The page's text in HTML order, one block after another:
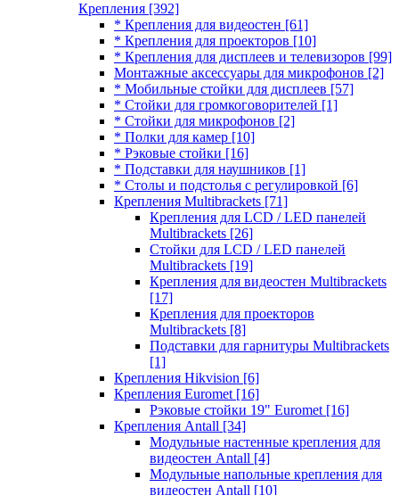
Крепления [392]
* Крепления для видеостен [61]
* Крепления для проекторов [10]
* Крепления для дисплеев и телевизоров [99]
Монтажные аксессуары для микрофонов [2]
* Мобильные стойки для дисплеев [57]
* Стойки для громкоговорителей [1]
* Стойки для микрофонов [2]
* Полки для камер [10]
* Рэковые стойки [16]
* Подставки для наушников [1]
* Столы и подстолья с регулировкой [6]
Крепления Multibrackets [71]
Крепления для LCD / LED панелей
Multibrackets [26]
Стойки для LCD / LED панелей
Multibrackets [19]
Крепления для видеостен Multibrackets
[17]
Крепления для проекторов
Multibrackets [8]
Подставки для гарнитуры Multibrackets
[1]
Крепления Hikvision [6]
Крепления Euromet [16]
Рэковые стойки 19" Euromet [16]
Крепления Antall [34]
Модульные настенные крепления для
видеостен Antall [4]
Модульные напольные крепления для
видеостен Antall [10]